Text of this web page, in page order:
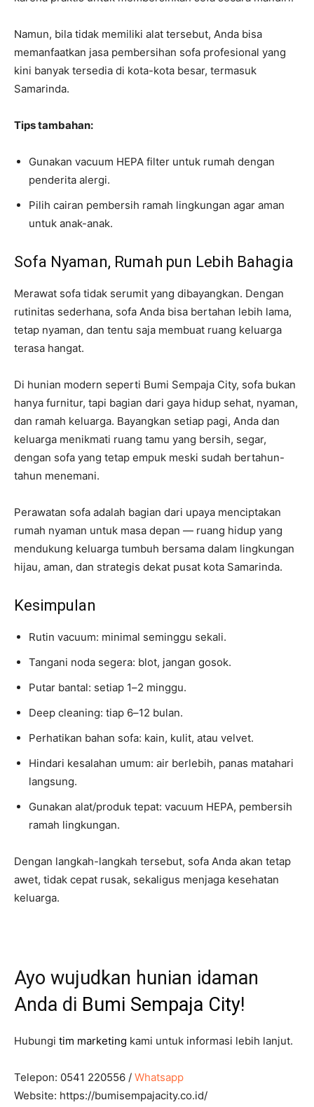
Namun, bila tidak memiliki alat tersebut, Anda bisa
memanfaatkan jasa pembersihan sofa profesional yang
kini banyak tersedia di kota-kota besar, termasuk
Samarinda.
Tips tambahan:
Gunakan vacuum HEPA filter untuk rumah dengan
penderita alergi.
Pilih cairan pembersih ramah lingkungan agar aman
untuk anak-anak.
Sofa Nyaman, Rumah pun Lebih Bahagia
Merawat sofa tidak serumit yang dibayangkan. Dengan
rutinitas sederhana, sofa Anda bisa bertahan lebih lama,
tetap nyaman, dan tentu saja membuat ruang keluarga
terasa hangat.
Di hunian modern seperti Bumi Sempaja City, sofa bukan
hanya furnitur, tapi bagian dari gaya hidup sehat, nyaman,
dan ramah keluarga. Bayangkan setiap pagi, Anda dan
keluarga menikmati ruang tamu yang bersih, segar,
dengan sofa yang tetap empuk meski sudah bertahun-
tahun menemani.
Perawatan sofa adalah bagian dari upaya menciptakan
rumah nyaman untuk masa depan — ruang hidup yang
mendukung keluarga tumbuh bersama dalam lingkungan
hijau, aman, dan strategis dekat pusat kota Samarinda.
Kesimpulan
Rutin vacuum: minimal seminggu sekali.
Tangani noda segera: blot, jangan gosok.
Putar bantal: setiap 1–2 minggu.
Deep cleaning: tiap 6–12 bulan.
Perhatikan bahan sofa: kain, kulit, atau velvet.
Hindari kesalahan umum: air berlebih, panas matahari
langsung.
Gunakan alat/produk tepat: vacuum HEPA, pembersih
ramah lingkungan.
Dengan langkah-langkah tersebut, sofa Anda akan tetap
awet, tidak cepat rusak, sekaligus menjaga kesehatan
keluarga.
Ayo wujudkan hunian idaman
Anda di Bumi Sempaja City!
Hubungi tim marketing kami untuk informasi lebih lanjut.
Telepon: 0541 220556 / Whatsapp
Website: https://bumisempajacity.co.id/